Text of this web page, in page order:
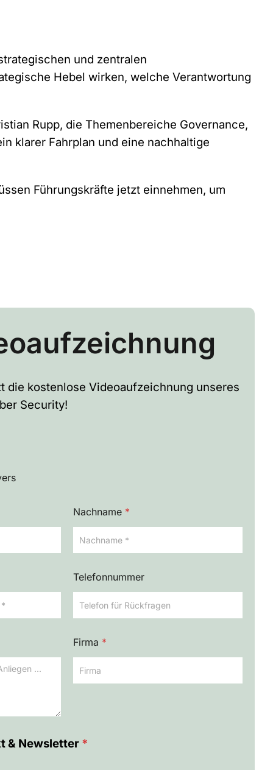
und zentralen
Hebel wirken, welche Verantwortung
Rupp, die Themenbereiche Governance,
klarer Fahrplan und eine nachhaltige
Führungskräfte jetzt einnehmen, um
die kostenlose Videoaufzeichnung unseres
Security!
Nachname *
Telefonnummer
Firma *
& Newsletter *